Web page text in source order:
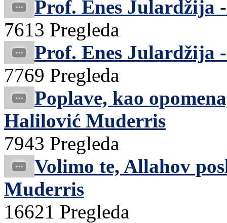
Prof. Enes Julardžija
7613 Pregleda
Prof. Enes Julardžija
7769 Pregleda
Poplave, kao
Halilović Muderris
7943 Pregleda
Volimo te, Allahov
Muderris
16621 Pregleda